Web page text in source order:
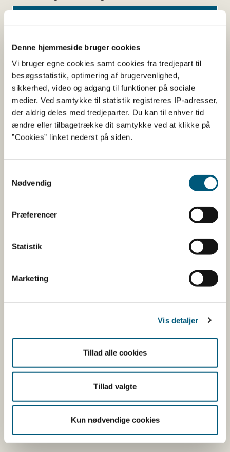
Denne hjemmeside bruger cookies
Vi bruger egne cookies samt cookies fra tredjepart til
besøgsstatistik, optimering af brugervenlighed,
sikkerhed, video og adgang til funktioner på sociale
medier. Ved samtykke til statistik registreres IP-adresser,
der aldrig deles med tredjeparter. Du kan til enhver tid
ændre eller tilbagetrække dit samtykke ved at klikke på
”Cookies” linket nederst på siden.
Nødvendig
Præferencer
Statistik
Marketing
Vis detaljer
Tillad alle cookies
Tillad valgte
Kun nødvendige cookies
Her kan du finde detaljerede
oplysninger om det kosttilskud,
du har søgt på
Informationerne er angivet af den virksomhed, der har
Her kan du bl.a. se, hvilke indholdsstoffer produktet
indeholder, og i hvilke mængder:
fysiologisk virkning.
Øvrige ingredienser.
Du kan som forbruger læse mere om kosttilskud
klikker på virksomhedens navn, kan du se
virksomhedens smiley-status og de seneste
Den fødevareafdeling, der fører tilsyn med
virksomheden, er angivet.
Se fødevareafdelingernes adresser